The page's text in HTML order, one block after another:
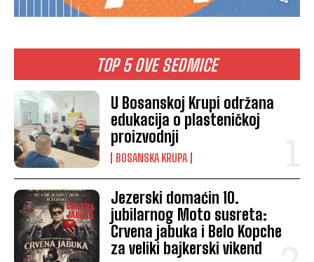
TOP 5 OVE SEDMICE
U Bosanskoj Krupi održana
edukacija o plasteničkoj
proizvodnji
BOSANSKA KRUPA
Jezerski domaćin 10.
jubilarnog Moto susreta:
Crvena jabuka i Belo Kopche
za veliki bajkerski vikend